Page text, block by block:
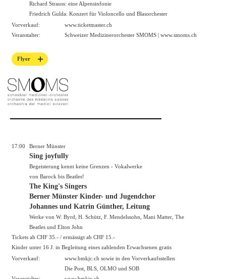
Richard Strauss: eine Alpensinfonie
Friedrich Gulda: Konzert für Violoncello und Blasorchester
Vorverkauf:
www.ticketmaster.ch
Veranstalter:
Schweizer Medizinerorchester SMOMS | www.smoms.ch
Flyer
17:00 Berner Münster
Sing joyfully
Begeisterung kennt keine Grenzen - Vokalwerke
von Barock bis Beatles!
The King's Singers
Berner Münster Kinder- und Jugendchor
Johannes und Katrin Günther, Leitung
Werke von W. Byrd, H. Schütz, F. Mendelssohn, Mani Matter, The
Beatles und Elton John
Tickets ab CHF 35.- / ermässigt ab CHF 15.-
Kinder unter 16 J. in Begleitung eines zahlenden Erwachsenen gratis
Vorverkauf:
www.bmkjc.ch sowie in den Vorverkaufsstellen
Die Post, BLS, OLMO und SOB